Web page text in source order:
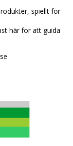
spiellt for
här for att guida